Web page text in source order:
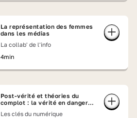
La représentation des femmes
dans les médias
La collab' de l'info
4min
Post-vérité et théories du
complot : la vérité en danger
Les clés du numérique